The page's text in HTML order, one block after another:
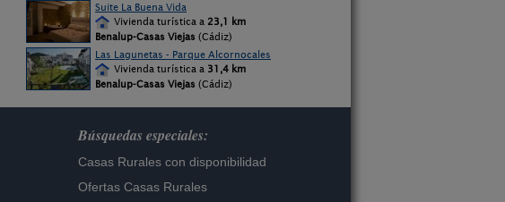
Suite La Buena Vida
Vivienda turística a 23,1 km
Benalup-Casas Viejas (Cádiz)
Las Lagunetas - Parque Alcornocales
Vivienda turística a 31,4 km
Benalup-Casas Viejas (Cádiz)
Búsquedas especiales:
Casas Rurales con disponibilidad
Ofertas Casas Rurales